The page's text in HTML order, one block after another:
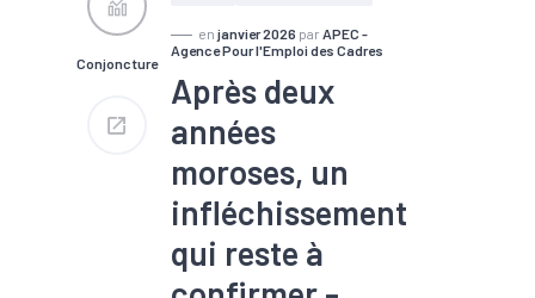
Conjoncture
en janvier 2026 par APEC -
Agence Pour l'Emploi des Cadres
Après deux
années
moroses, un
infléchissement
qui reste à